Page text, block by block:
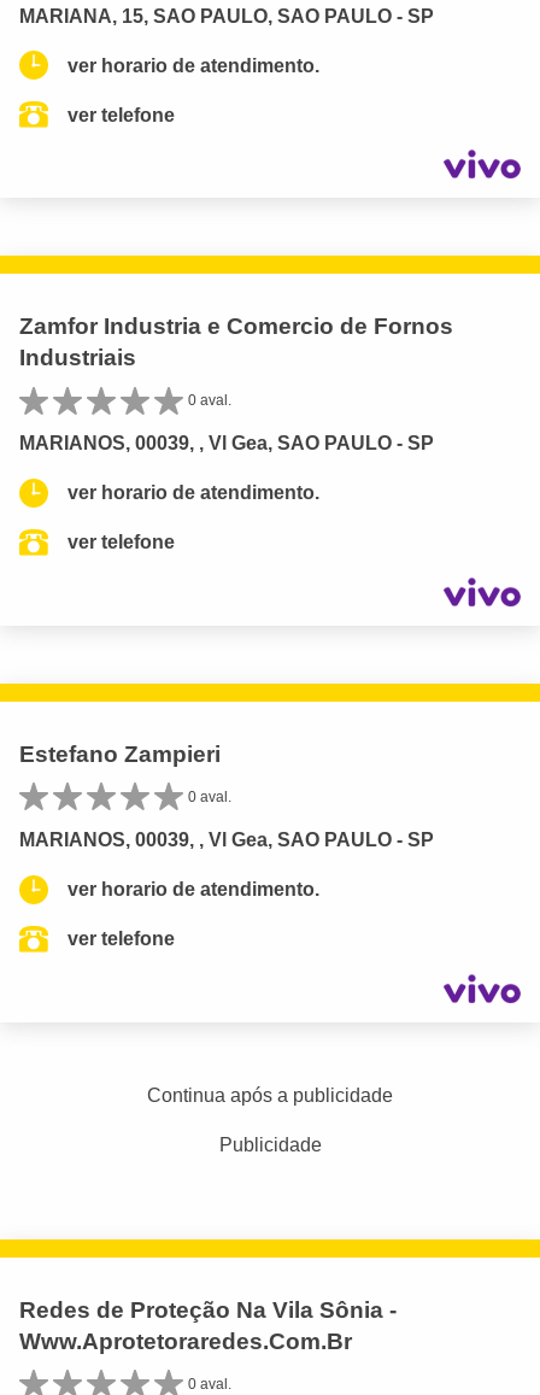
MARIANA, 15, SAO PAULO, SAO PAULO - SP
ver horario de atendimento.
ver telefone
Zamfor Industria e Comercio de Fornos
Industriais
0 aval.
MARIANOS, 00039, , Vl Gea, SAO PAULO - SP
ver horario de atendimento.
ver telefone
Estefano Zampieri
0 aval.
MARIANOS, 00039, , Vl Gea, SAO PAULO - SP
ver horario de atendimento.
ver telefone
Continua após a publicidade
Publicidade
Redes de Proteção Na Vila Sônia -
Www.Aprotetoraredes.Com.Br
0 aval.